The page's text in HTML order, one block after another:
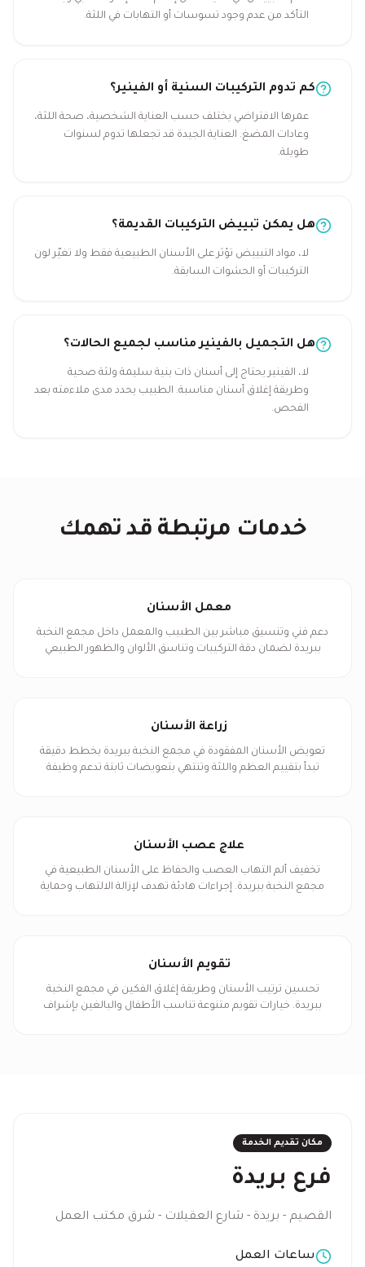
التأكد من عدم وجود تسوسات أو التهابات في اللثة.
كم تدوم التركيبات السنية أو الفينير؟
عمرها الافتراضي يختلف حسب العناية الشخصية، صحة اللثة،
وعادات المضغ. العناية الجيدة قد تجعلها تدوم لسنوات
طويلة.
هل يمكن تبييض التركيبات القديمة؟
لا، مواد التبييض تؤثر على الأسنان الطبيعية فقط ولا تغيّر لون
التركيبات أو الحشوات السابقة.
هل التجميل بالفينير مناسب لجميع الحالات؟
لا، الفينير يحتاج إلى أسنان ذات بنية سليمة ولثة صحية
وطريقة إغلاق أسنان مناسبة. الطبيب يحدد مدى ملاءمته بعد
الفحص.
خدمات مرتبطة قد تهمك
معمل الأسنان
دعم فني وتنسيق مباشر بين الطبيب والمعمل داخل مجمع النخبة
ببريدة لضمان دقة التركيبات وتناسق الألوان والظهور الطبيعي
زراعة الأسنان
تعويض الأسنان المفقودة في مجمع النخبة ببريدة بخطط دقيقة
تبدأ بتقييم العظم واللثة وتنتهي بتعويضات ثابتة تدعم وظيفة
علاج عصب الأسنان
تخفيف ألم التهاب العصب والحفاظ على الأسنان الطبيعية في
مجمع النخبة ببريدة. إجراءات هادئة تهدف لإزالة الالتهاب وحماية
تقويم الأسنان
تحسين ترتيب الأسنان وطريقة إغلاق الفكين في مجمع النخبة
ببريدة. خيارات تقويم متنوعة تناسب الأطفال والبالغين بإشراف
مكان تقديم الخدمة
فرع بريدة
القصيم - بريدة - شارع العقيلات - شرق مكتب العمل
ساعات العمل